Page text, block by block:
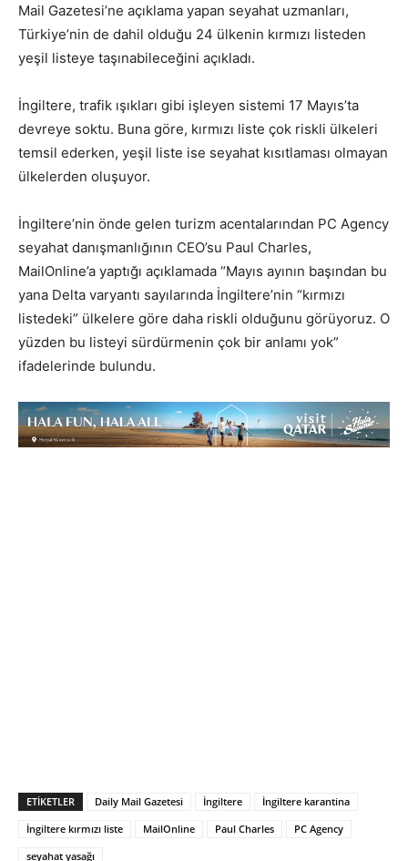
Mail Gazetesi’ne açıklama yapan seyahat uzmanları,
Türkiye’nin de dahil olduğu 24 ülkenin kırmızı listeden
yeşil listeye taşınabileceğini açıkladı.
İngiltere, trafik ışıkları gibi işleyen sistemi 17 Mayıs’ta
devreye soktu. Buna göre, kırmızı liste çok riskli ülkeleri
temsil ederken, yeşil liste ise seyahat kısıtlaması olmayan
ülkelerden oluşuyor.
İngiltere’nin önde gelen turizm acentalarından PC Agency
seyahat danışmanlığının CEO’su Paul Charles,
MailOnline’a yaptığı açıklamada “Mayıs ayının başından bu
yana Delta varyantı sayılarında İngiltere’nin “kırmızı
listedeki” ülkelere göre daha riskli olduğunu görüyoruz. O
yüzden bu listeyi sürdürmenin çok bir anlamı yok”
ifadelerinde bulundu.
ETIKETLER Daily Mail Gazetesi İngiltere
İngiltere karantina
İngiltere kırmızı liste
MailOnline Paul Charles
PC Agency
seyahat yasağı